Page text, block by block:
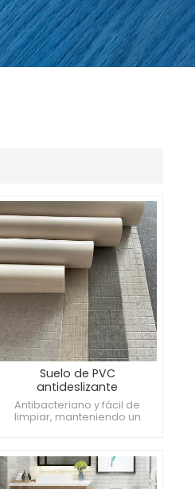
العربية
Suelo de PVC
antideslizante
impermeable – Rollo de
vinilo antideslizante de 3
Antibacteriano y fácil de
limpiar, manteniendo un
cocinas, pasillos y otras zonas
del hogar que requieran un